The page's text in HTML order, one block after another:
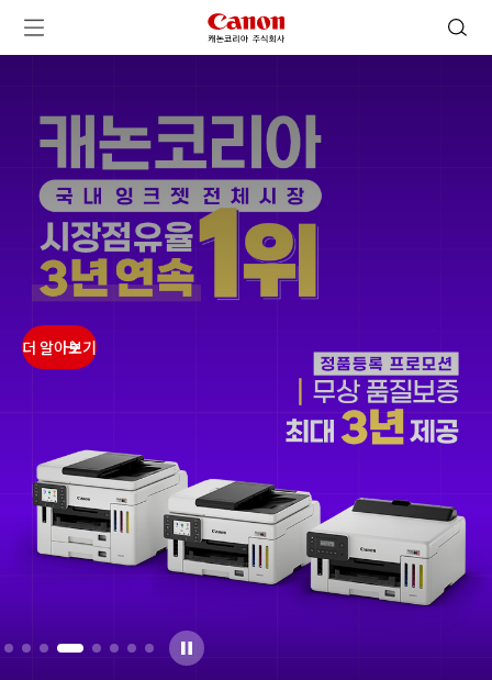
메뉴 열기 캐논코리아 주식회사 로고 검색 열기
ㅤㅤ
ㅤㅤ
ㅤㅤ
ㅤㅤ
더 알아보기